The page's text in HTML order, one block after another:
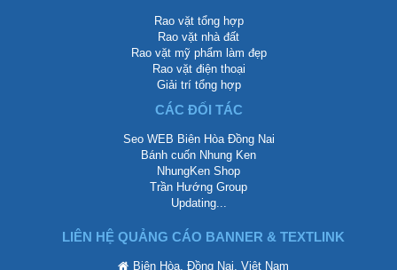
Rao vặt tổng hợp
Rao vặt nhà đất
Rao vặt mỹ phẩm làm đẹp
Rao vặt điện thoại
Giải trí tổng hợp
CÁC ĐỐI TÁC
Seo WEB Biên Hòa Đồng Nai
Bánh cuốn Nhung Ken
NhungKen Shop
Trần Hướng Group
Updating...
LIÊN HỆ QUẢNG CÁO BANNER & TEXTLINK
Biên Hòa, Đồng Nai, Việt Nam